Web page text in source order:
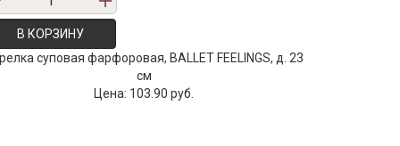
В КОРЗИНУ
суповая фарфоровая, BALLET FEELINGS, д. 23
см
Цена: 103.90 руб.